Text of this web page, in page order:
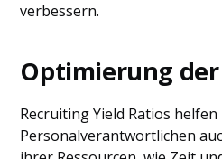
verbessern.
Optimierung der
Recruiting Yield Ratios helfen
Personalverantwortlichen